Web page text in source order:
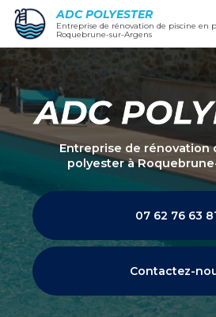
Aller
contenu
principal
ADC POLYESTER
Entreprise de rénovation de piscine en polyester à
Roquebrune-sur-Argens
Entreprise de rénovation
polyesterà
07 62 76 63
Contactez-